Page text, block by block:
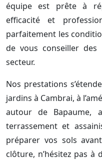
équipe est prête à
efficacité et
parfaitement les
de vous conseiller des
secteur.
Nos prestations
jardins à Cambrai, à
autour de Bapaume,
terrassement et
préparer vos sols
clôture, n’hésitez pas